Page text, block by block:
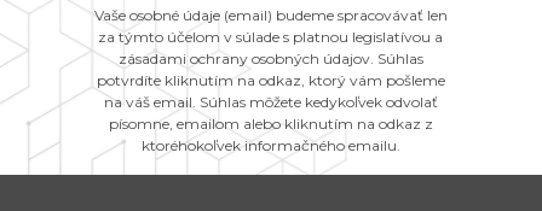
Vaše osobné údaje (email) budeme spracovávať len
za týmto účelom v súlade s platnou legislatívou a
zásadami ochrany osobných údajov. Súhlas
potvrdíte kliknutím na odkaz, ktorý vám pošleme
na váš email. Súhlas môžete kedykoľvek odvolať
písomne, emailom alebo kliknutím na odkaz z
ktoréhokoľvek informačného emailu.